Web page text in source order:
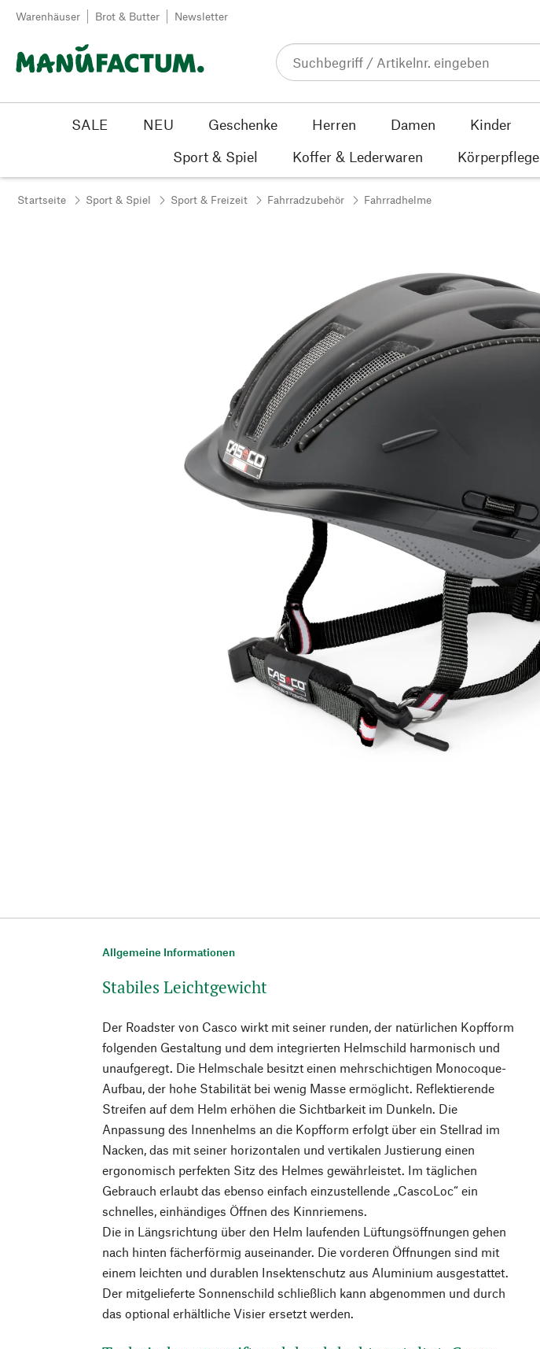
Zum Inhalt springen
Warenhäuser Brot & Butter Newsletter
SALE NEU Geschenke Herren Damen Kinder
Sport & Spiel
Koffer & Lederwaren Körperpflege
Startseite Sport & Spiel Sport & Freizeit Fahrradzubehör Fahrradhelme
Allgemeine Informationen
Stabiles Leichtgewicht
Der Roadster von Casco wirkt mit seiner runden, der natürlichen Kopfform
folgenden Gestaltung und dem integrierten Helmschild harmonisch und
unaufgeregt. Die Helmschale besitzt einen mehrschichtigen Monocoque-
Aufbau, der hohe Stabilität bei wenig Masse ermöglicht. Reflektierende
Streifen auf dem Helm erhöhen die Sichtbarkeit im Dunkeln. Die
Anpassung des Innenhelms an die Kopfform erfolgt über ein Stellrad im
Nacken, das mit seiner horizontalen und vertikalen Justierung einen
ergonomisch perfekten Sitz des Helmes gewährleistet. Im täglichen
Gebrauch erlaubt das ebenso einfach einzustellende „CascoLoc“ ein
schnelles, einhändiges Öffnen des Kinnriemens.
Die in Längsrichtung über den Helm laufenden Lüftungsöffnungen gehen
nach hinten fächerförmig auseinander. Die vorderen Öffnungen sind mit
einem leichten und durablen Insektenschutz aus Aluminium ausgestattet.
Der mitgelieferte Sonnenschild schließlich kann abgenommen und durch
das optional erhältliche Visier ersetzt werden.